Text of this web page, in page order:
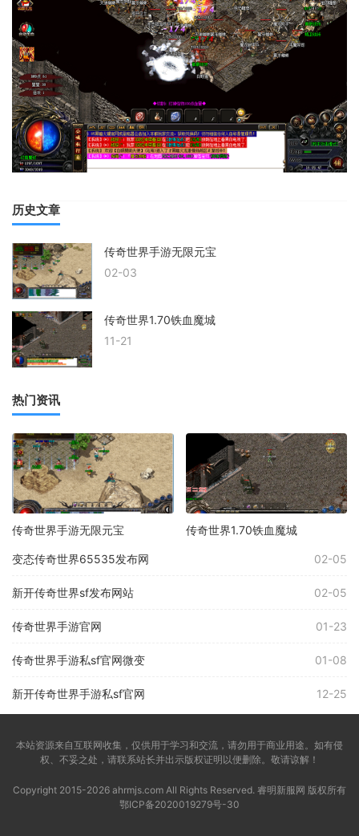
历史文章
传奇世界手游无限元宝
02-03
传奇世界1.70铁血魔城
11-21
热门资讯
传奇世界手游无限元宝 传奇世界1.70铁血魔城
变态传奇世界65535发布网 02-05
新开传奇世界sf发布网站 02-05
传奇世界手游官网 01-23
传奇世界手游私sf官网微变 01-08
新开传奇世界手游私sf官网 12-25
本站资源来自互联网收集，仅供用于学习和交流，请勿用于商业用途。如有侵
权、不妥之处，请联系站长并出示版权证明以便删除。敬请谅解！
Copyright 2015-2026 ahrmjs.com All Rights Reserved. 睿明新服网 版权所有
鄂ICP备2020019279号-30